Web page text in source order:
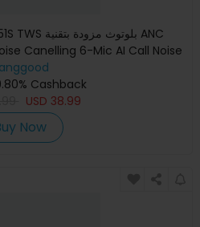
Canelling 6-Mic AI Call Noise
Reduct
Cashback
USD 38.99
Now